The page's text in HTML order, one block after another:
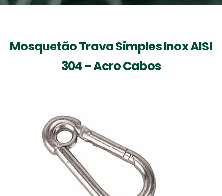
Mosquetão Trava Simples Inox AISI
304 - Acro Cabos